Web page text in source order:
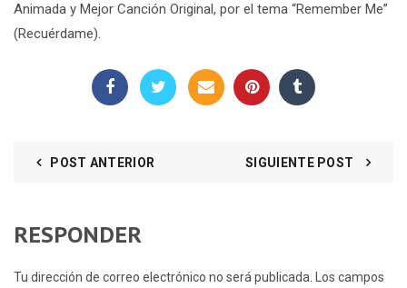
Animada y Mejor Canción Original, por el tema “Remember Me”
(Recuérdame).
POST ANTERIOR SIGUIENTE POST
RESPONDER
Tu dirección de correo electrónico no será publicada. Los campos